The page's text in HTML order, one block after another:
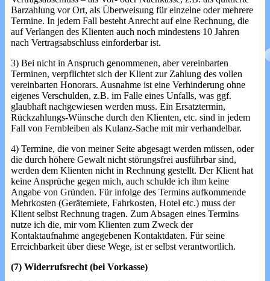
Barzahlung vor Ort, als Überweisung für einzelne oder mehrere
Termine. In jedem Fall besteht Anrecht auf eine Rechnung, die
auf Verlangen des Klienten auch noch mindestens 10 Jahren
nach Vertragsabschluss einforderbar ist.
3) Bei nicht in Anspruch genommenen, aber vereinbarten
Terminen, verpflichtet sich der Klient zur Zahlung des vollen
vereinbarten Honorars. Ausnahme ist eine Verhinderung ohne
eigenes Verschulden, z.B. im Falle eines Unfalls, was ggf.
glaubhaft nachgewiesen werden muss. Ein Ersatztermin,
Rückzahlungs-Wünsche durch den Klienten, etc. sind in jedem
Fall von Fernbleiben als Kulanz-Sache mit mir verhandelbar.
4) Termine, die von meiner Seite abgesagt werden müssen, oder
die durch höhere Gewalt nicht störungsfrei ausführbar sind,
werden dem Klienten nicht in Rechnung gestellt. Der Klient hat
keine Ansprüche gegen mich, auch schulde ich ihm keine
Angabe von Gründen. Für infolge des Termins aufkommende
Mehrkosten (Gerätemiete, Fahrkosten, Hotel etc.) muss der
Klient selbst Rechnung tragen. Zum Absagen eines Termins
nutze ich die, mir vom Klienten zum Zweck der
Kontaktaufnahme angegebenen Kontaktdaten. Für seine
Erreichbarkeit über diese Wege, ist er selbst verantwortlich.
(7) Widerrufsrecht (bei Vorkasse)